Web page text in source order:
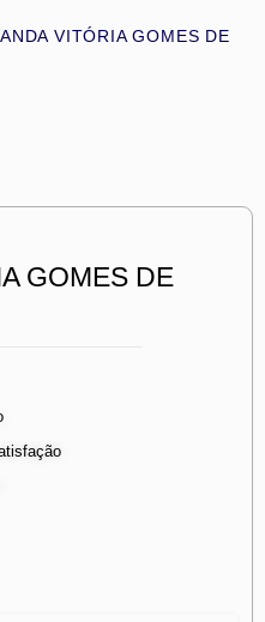
VITÓRIA GOMES DE
GOMES DE